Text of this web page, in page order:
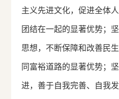
主义先进文化，促进全体
团结在一起的显著优势；
思想，不断保障和改善民
同富裕道路的显著优势；
进，善于自我完善、自我